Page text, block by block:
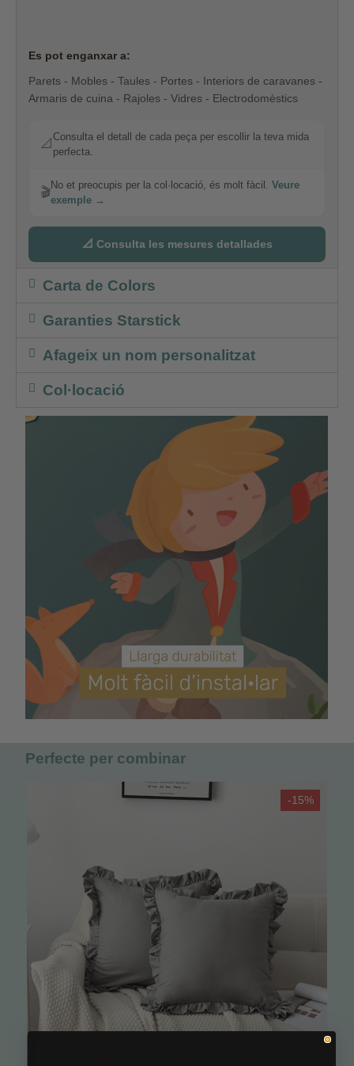
Es pot enganxar a:
Parets - Mobles - Taules - Portes - Interiors de caravanes -
Armaris de cuina - Rajoles - Vidres - Electrodomèstics
📐
Consulta el detall de cada peça per escollir la teva mida
perfecta.
🎬
No et preocupis per la col·locació, és molt fàcil. Veure
exemple →
📐 Consulta les mesures detallades
Carta de Colors
Garanties Starstick
Afageix un nom personalitzat
Col·locació
Perfecte per combinar
-15%